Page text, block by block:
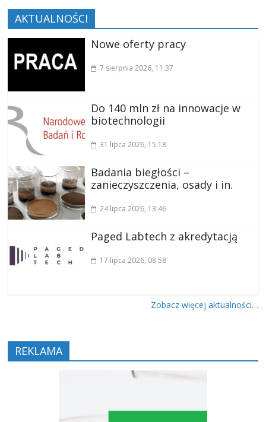
AKTUALNOŚCI
Nowe oferty pracy
7 sierpnia 2026, 11:37
Do 140 mln zł na innowacje w
biotechnologii
31 lipca 2026, 15:18
Badania biegłości –
zanieczyszczenia, osady i in.
24 lipca 2026, 13:46
Paged Labtech z akredytacją
17 lipca 2026, 08:58
Zobacz więcej aktualności…
REKLAMA